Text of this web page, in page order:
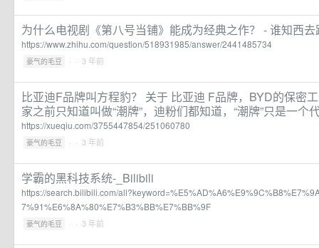
为什么电视剧《第八号当铺》能成为经典之作？ - 谁知西去
https://www.zhihu.com/question/518931985/answer/2441485734
豪气的毛豆 · · 3 年前
比亚迪F品牌叫方程豹？ 关于 比亚迪 F品牌，BYD的保密
家之前只知道叫做“潮牌”，迪粉们都知道，“潮牌”只是一个
https://xueqiu.com/3755447854/251060780
豪气的毛豆 · · 3 年前
学霸的黑科技系统-_Bilibili
https://search.bilibili.com/
7%91%E6%8A%80%E7%B3%BB%E7%BB%9F
豪气的毛豆 · · 3 年前